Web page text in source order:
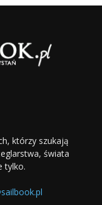
którzy szukają
świata
tylko.